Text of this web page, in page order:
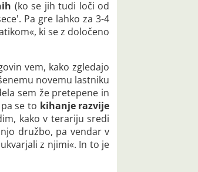
(ko se jih tudi loči od
Pa gre lahko za 3-4
ki se z določeno
vem, kako zgledajo
novemu lastniku
sem že pretepene in
se to kihanje razvije
kako v terariju sredi
družbo, pa vendar v
z njimi«. In to je